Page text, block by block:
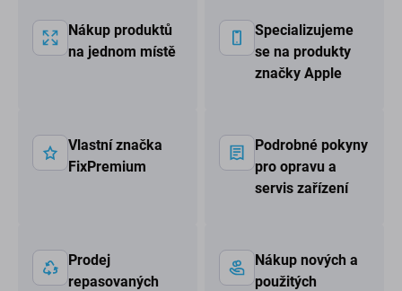
Nákup produktů
na jednom místě
Specializujeme
se na produkty
značky Apple
Vlastní značka
FixPremium
Podrobné pokyny
pro opravu a
servis zařízení
Prodej
repasovaných
Nákup nových a
použitých